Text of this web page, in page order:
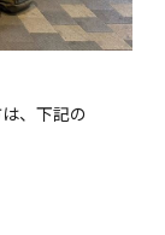
、下記の